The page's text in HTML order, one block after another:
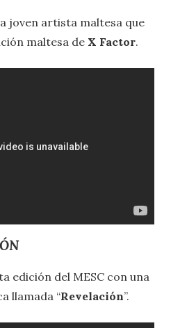
joven artista maltesa que
maltesa de X Factor.
edición del MESC con una
llamada “Revelación”.